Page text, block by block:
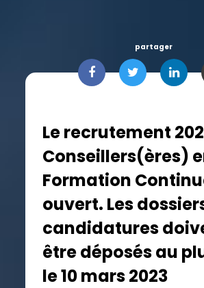
partager
Le recrutement
Conseillers(ères)
Formation
ouvert. Les
candidatures
être déposés au
le 10 mars 2023